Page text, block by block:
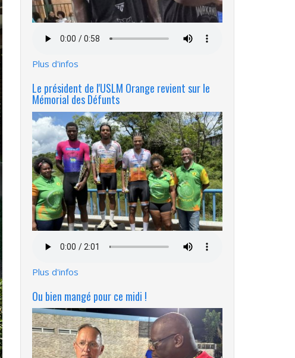
audio
Plus d'infos
Le président de l'USLM Orange revient sur le
Mémorial des Défunts
audio
Plus d'infos
Ou bien mangé pour ce midi !